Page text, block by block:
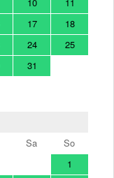
17
18
24
25
31
Sa
So
1